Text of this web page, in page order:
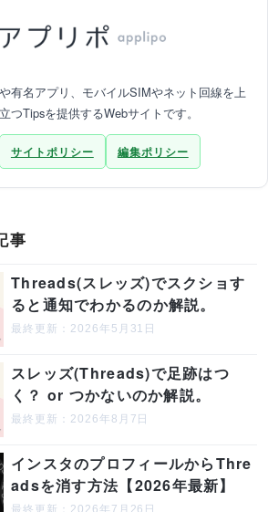
有名アプリ、モバイルSIMやネット回線を上
つTipsを提供するWebサイトです。
サイトポリシー 編集ポリシー
事
Threads(スレッズ)でスクショす
ると通知でわかるのか解説。
最終更新：2026年5月31日
スレッズ(Threads)で足跡はつ
く？ or つかないのか解説。
最終更新：2026年8月7日
インスタのプロフィールからThre
adsを消す方法【2026年最新】
最終更新：2026年7月26日